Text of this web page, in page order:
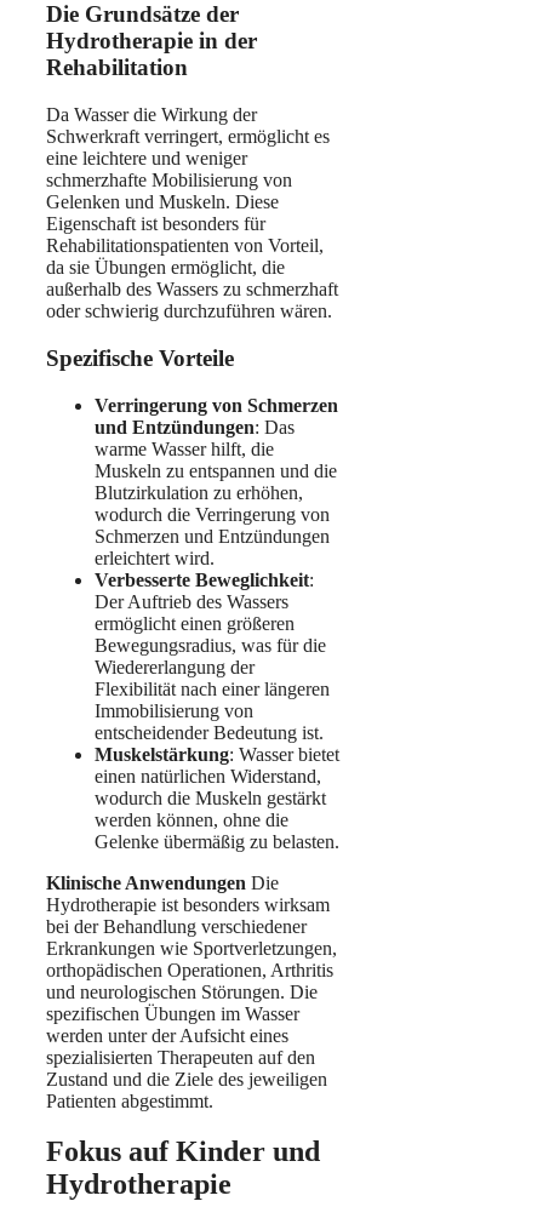
Die Grundsätze der
Hydrotherapie in der
Rehabilitation
Da Wasser die Wirkung der
Schwerkraft verringert, ermöglicht es
eine leichtere und weniger
schmerzhafte Mobilisierung von
Gelenken und Muskeln. Diese
Eigenschaft ist besonders für
Rehabilitationspatienten von Vorteil,
da sie Übungen ermöglicht, die
außerhalb des Wassers zu schmerzhaft
oder schwierig durchzuführen wären.
Spezifische Vorteile
Verringerung von Schmerzen
und Entzündungen: Das
warme Wasser hilft, die
Muskeln zu entspannen und die
Blutzirkulation zu erhöhen,
wodurch die Verringerung von
Schmerzen und Entzündungen
erleichtert wird.
Verbesserte Beweglichkeit:
Der Auftrieb des Wassers
ermöglicht einen größeren
Bewegungsradius, was für die
Wiedererlangung der
Flexibilität nach einer längeren
Immobilisierung von
entscheidender Bedeutung ist.
Muskelstärkung: Wasser bietet
einen natürlichen Widerstand,
wodurch die Muskeln gestärkt
werden können, ohne die
Gelenke übermäßig zu belasten.
Klinische Anwendungen Die
Hydrotherapie ist besonders wirksam
bei der Behandlung verschiedener
Erkrankungen wie Sportverletzungen,
orthopädischen Operationen, Arthritis
und neurologischen Störungen. Die
spezifischen Übungen im Wasser
werden unter der Aufsicht eines
spezialisierten Therapeuten auf den
Zustand und die Ziele des jeweiligen
Patienten abgestimmt.
Fokus auf Kinder und
Hydrotherapie